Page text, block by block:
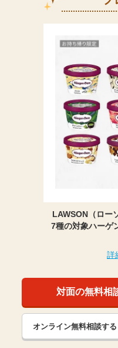
LAWSON（ロー
7種の対象ハーゲ
詳
対面の無料相
オンライン無料相談する